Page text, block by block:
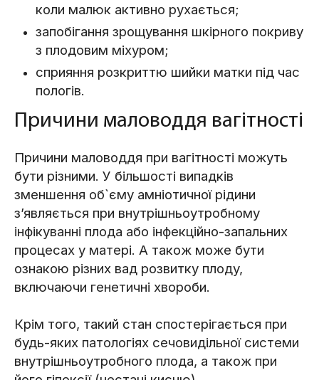
коли малюк активно рухається;
запобігання зрощування шкірного покриву
з плодовим міхуром;
сприяння розкриттю шийки матки під час
пологів.
Причини маловоддя вагітності
Причини маловоддя при вагітності можуть
бути різними. У більшості випадків
зменшення об`єму амніотичної рідини
з’являється при внутрішньоутробному
інфікуванні плода або інфекційно-запальних
процесах у матері. А також може бути
ознакою різних вад розвитку плоду,
включаючи генетичні хвороби.
Крім того, такий стан спостерігається при
будь-яких патологіях сечовидільної системи
внутрішньоутробного плода, а також при